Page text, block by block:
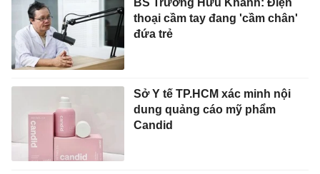
thoại cầm tay đang 'cầm chân'
đứa trẻ
Sở Y tế TP.HCM xác minh nội
dung quảng cáo mỹ phẩm
Candid